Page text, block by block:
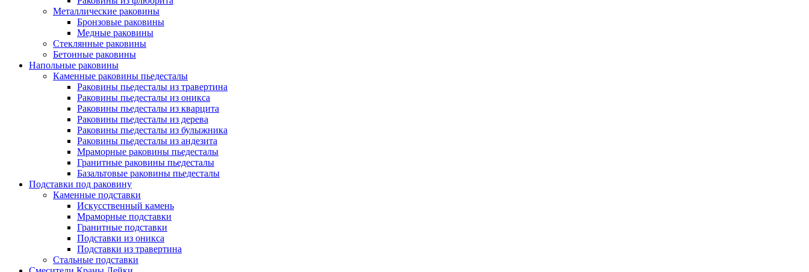
Металлические раковины
Бронзовые раковины
Медные раковины
Стеклянные раковины
Бетонные раковины
Напольные раковины
Каменные раковины пьедесталы
Раковины пьедесталы из травертина
Раковины пьедесталы из оникса
Раковины пьедесталы из кварцита
Раковины пьедесталы из дерева
Раковины пьедесталы из булыжника
Раковины пьедесталы из андезита
Мраморные раковины пьедесталы
Гранитные раковины пьедесталы
Базальтовые раковины пьедесталы
Подставки под раковину
Каменные подставки
Искусственный камень
Мраморные подставки
Гранитные подставки
Подставки из оникса
Подставки из травертина
Стальные подставки